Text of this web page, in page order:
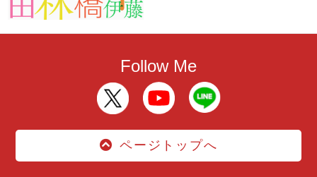
Follow Me
ページトップへ